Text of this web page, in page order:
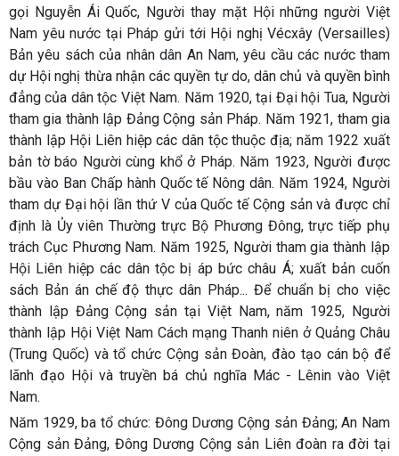
gọi Nguyễn Ái Quốc, Người thay mặt Hội những người Việt
Nam yêu nước tại Pháp gửi tới Hội nghị Vécxây (Versailles)
Bản yêu sách của nhân dân An Nam, yêu cầu các nước tham
dự Hội nghị thừa nhận các quyền tự do, dân chủ và quyền bình
đẳng của dân tộc Việt Nam. Năm 1920, tại Đại hội Tua, Người
tham gia thành lập Đảng Cộng sản Pháp. Năm 1921, tham gia
thành lập Hội Liên hiệp các dân tộc thuộc địa; năm 1922 xuất
bản tờ báo Người cùng khổ ở Pháp. Năm 1923, Người được
bầu vào Ban Chấp hành Quốc tế Nông dân. Năm 1924, Người
tham dự Đại hội lần thứ V của Quốc tế Cộng sản và được chỉ
định là Ủy viên Thường trực Bộ Phương Đông, trực tiếp phụ
trách Cục Phương Nam. Năm 1925, Người tham gia thành lập
Hội Liên hiệp các dân tộc bị áp bức châu Á; xuất bản cuốn
sách Bản án chế độ thực dân Pháp... Để chuẩn bị cho việc
thành lập Đảng Cộng sản tại Việt Nam, năm 1925, Người
thành lập Hội Việt Nam Cách mạng Thanh niên ở Quảng Châu
(Trung Quốc) và tổ chức Cộng sản Đoàn, đào tạo cán bộ để
lãnh đạo Hội và truyền bá chủ nghĩa Mác - Lênin vào Việt
Nam.
Năm 1929, ba tổ chức: Đông Dương Cộng sản Đảng; An Nam
Cộng sản Đảng, Đông Dương Cộng sản Liên đoàn ra đời tại